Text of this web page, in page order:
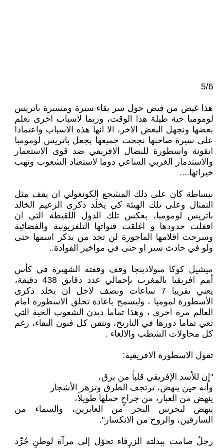
5/6
هذا غيض من فيض حول سر بقاء سيرة ومسيرة باتريس
لومومبا حية طيلة هذا الوقت، وربما لاسباب اخرى نعلم
بعضها ونجهل البعض الاخر، الا انها هذه الاسباب واعتمادا
على سيرة صاحبها نجحت جميعها بجعل باتريس لومومبا
ايقونة واسطورة للنضال الافريقي ضد قوى الاستعمار
والاستدمار الغربي الساعي دوما لاستعباد الشعوب ونهب
خيراتها....
ببساطة كان على ذلك المشجع الكونغولي ان يقف مثل
التمثال وعلى تلك الهيئة كي يخلّد ذكرى الزعيم الخالد
باتريس لومومبا، بعكس تلك الدول اللقيطة التي ان
اقفلت حدودها و اغلقت قنواتها التلفزيونية والفضائية
وسرحت اقلامها الماجورة لن تجد من يذكر اسمها حتى
ولو في حادث سير او حتى في مواخير القوادة..
ميشيل كوكا مبولادينجا وقف وقفته الشهيرة في كأس
أمم افريقيا بالمغرب بإجمالي عدد دقايق 438 دقيقة،
يعني تقريبا 7 ساعات ونصف لاجل ان يخلد ذكرى
الأسطورة لمومبا ، وليسمح باعادة تخلق الاسطورة امام
العالم مرة اخرى ، وهذا تماما ديدن الشعوب الحية التي
تعي تماما دورها في التاريخ، وتتقن كل فنون البقاء، رغم
كل محاولات الشطب والالغاء .
تقول الاسطورة الافريقية:
"إن للأسد الإفريقي قلباً من برق،
وأنه حين ينهض، ترتجف الطرق وتزهر الأشجار
ينهض من الغبار، من جراحٍ حملها طويلاً،
ينهض ليحرس البحر من العابرين، والسماء من
السارقين، والروح من الانكسار".
رجلٌ صامت ببدلته الزرقاء تحوّل إلى مرآة لوطنٍ جُرِّد